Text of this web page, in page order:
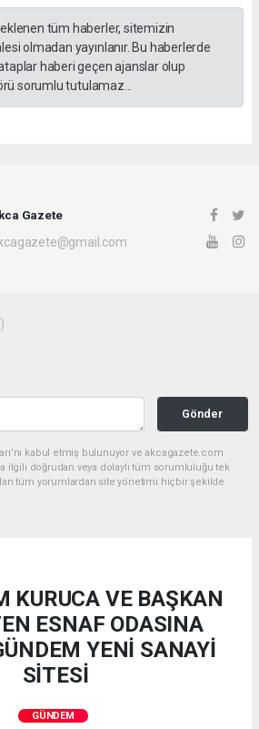
tüm haberler, sitemizin
olmadan yayınlanır. Bu haberlerde
haberi geçen ajanslar olup
sorumlu tutulamaz...
Gazete
Gönder
kabul etmiş bulunuyor ve akcagazete.com
ilgili doğrudan veya dolaylı tüm sorumluluğu tek
tüm yorumlardan site yönetimi hiçbir şekilde
KURUCA VE BAŞKAN
ESNAF ODASINA
YENİ SANAYİ
SİTESİ
GÜNDEM